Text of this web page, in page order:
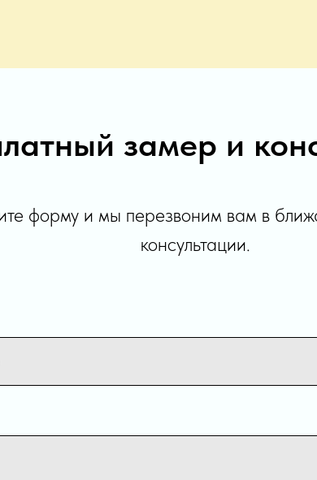
замер и
форму и мы перезвоним вам в
консультации.